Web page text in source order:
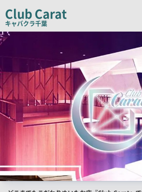
ー
Club Carat
キャバクラ千葉
店
舗